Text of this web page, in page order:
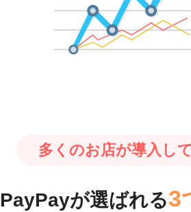
多くのお店が導入し
PayPayが選ばれる3